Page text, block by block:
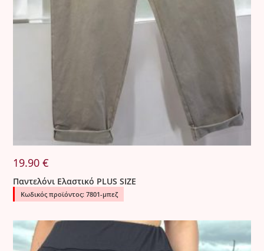
19.90€
Παντελόνι Ελαστικό PLUS SIZE
Κωδικός προϊόντος: 7801-μπεζ